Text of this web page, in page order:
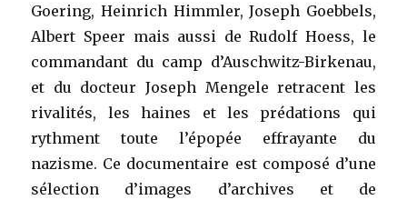
Goering, Heinrich Himmler, Joseph Goebbels,
Albert Speer mais aussi de Rudolf Hoess, le
commandant du camp d’Auschwitz-Birkenau,
et du docteur Joseph Mengele retracent les
rivalités, les haines et les prédations qui
rythment toute l’épopée effrayante du
nazisme. Ce documentaire est composé d’une
sélection d’images d’archives et de